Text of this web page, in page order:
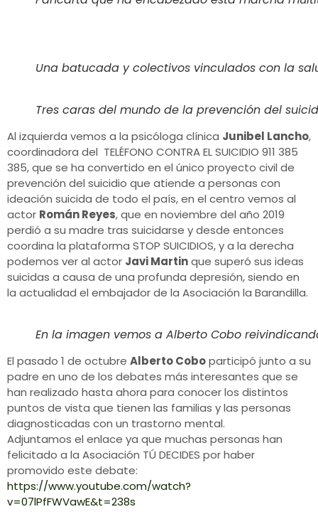
Una batucada y colectivos vinculados con la
Tres caras del mundo de la prevención del
Al izquierda vemos a la psicóloga clínica Junibel Lancho,
coordinadora del TELÉFONO CONTRA EL SUICIDIO 911 385
385, que se ha convertido en el único proyecto civil de
prevención del suicidio que atiende a personas con
ideación suicida de todo el país, en el centro vemos al
actor Román Reyes, que en noviembre del año 2019
perdió a su madre tras suicidarse y desde entonces
coordina la plataforma STOP SUICIDIOS, y a la derecha
podemos ver al actor Javi Martinque superó sus ideas
suicidas a causa de una profunda depresión, siendo en
la actualidad el embajador de la Asociación la Barandilla.
En la imagen vemos a Alberto Cobo
El pasado 1 de octubre Alberto Coboparticipó junto a su
padre en uno de los debates más interesantes que se
han realizado hasta ahora para conocer los distintos
puntos de vista que tienen las familias y las personas
diagnosticadas con un trastorno mental.
Adjuntamos el enlace ya que muchas personas han
felicitado a la Asociación TÚ DECIDES por haber
promovido este debate:
https://www.youtube.com/watch?
v=07lPfFWVawE&t=238s